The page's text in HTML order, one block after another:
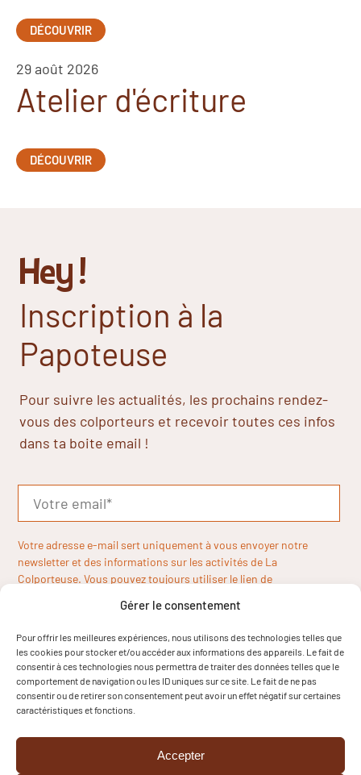
Gérer le consentement
Pour offrir les meilleures expériences, nous utilisons des technologies telles que
les cookies pour stocker et/ou accéder aux informations des appareils. Le fait de
consentir à ces technologies nous permettra de traiter des données telles que le
comportement de navigation ou les ID uniques sur ce site. Le fait de ne pas
consentir ou de retirer son consentement peut avoir un effet négatif sur certaines
caractéristiques et fonctions.
Accepter
DÉCOUVRIR
29 août 2026
Atelier d'écriture
DÉCOUVRIR
Hey !
Inscription à la
Papoteuse
Pour suivre les actualités, les prochains rendez-
vous des colporteurs et recevoir toutes ces infos
dans ta boite email !
Votre adresse e-mail sert uniquement à vous envoyer notre
newsletter et des informations sur les activités de La
Colporteuse. Vous pouvez toujours utiliser le lien de